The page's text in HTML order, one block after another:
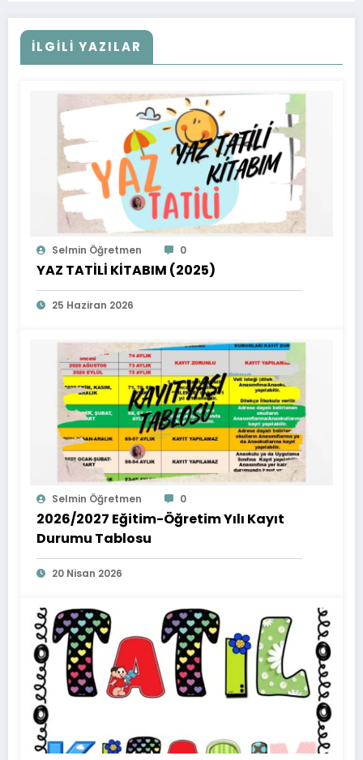
İLGİLİ YAZILAR
Selmin Öğretmen 0
YAZ TATİLİ KİTABIM (2025)
25 Haziran 2026
Selmin Öğretmen 0
2026/2027 Eğitim-Öğretim Yılı Kayıt
Durumu Tablosu
20 Nisan 2026